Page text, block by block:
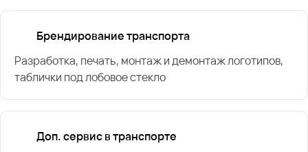
Брендирование транспорта
Разработка, печать, монтаж и демонтаж логотипов,
таблички под лобовое стекло
Доп. сервис в транспорте